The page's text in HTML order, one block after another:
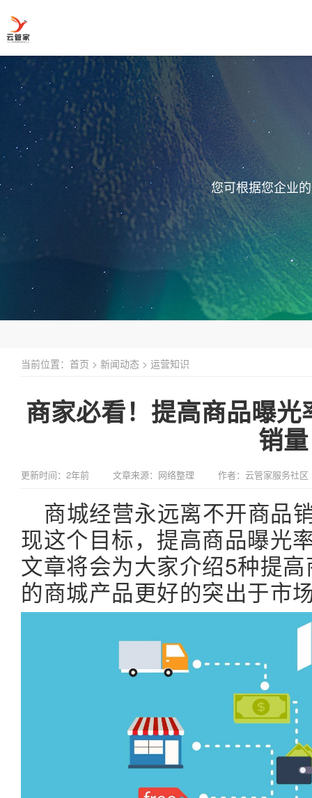
您可根据您企业
当前位置： 首页 > 新闻动态 > 运营知识
商家必看！提高商品曝
销
更新时间：2年前 文章来源：网络整理 作者：云管家服务社区
商城经营永远离不开商品
现这个目标，提高商品曝光
文章将会为大家介绍5种提
的商城产品更好的突出于市